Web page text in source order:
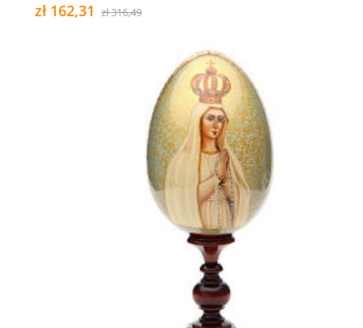
zł 162,31 zł 316,49